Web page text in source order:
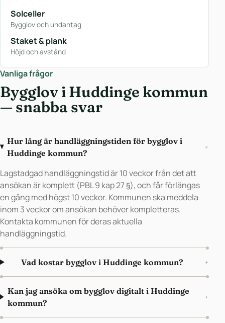
Solceller
Bygglov och undantag
Staket & plank
Höjd och avstånd
Vanliga frågor
Bygglov i Huddinge kommun
— snabba svar
Hur lång är handläggningstiden för bygglov i
Huddinge kommun?
+
Lagstadgad handläggningstid är 10 veckor från det att
ansökan är komplett (PBL 9 kap 27 §), och får förlängas
en gång med högst 10 veckor. Kommunen ska meddela
inom 3 veckor om ansökan behöver kompletteras.
Kontakta kommunen för deras aktuella
handläggningstid.
Vad kostar bygglov i Huddinge kommun? +
Kan jag ansöka om bygglov digitalt i Huddinge
kommun?
+